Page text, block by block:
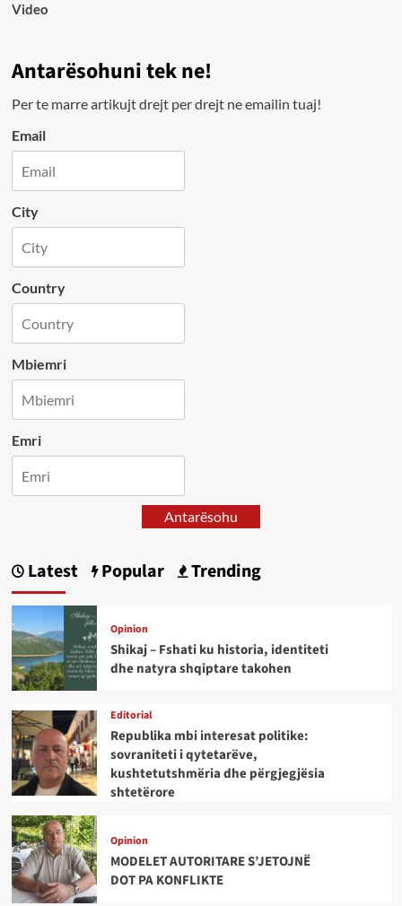
Video
Antarësohuni tek ne!
Per te marre artikujt drejt per drejt ne emailin tuaj!
Email
City
Country
Mbiemri
Emri
Antarësohu
Latest Popular Trending
Opinion
Shikaj – Fshati ku historia, identiteti
dhe natyra shqiptare takohen
Editorial
Republika mbi interesat politike:
sovraniteti i qytetarëve,
kushtetutshmëria dhe përgjegjësia
shtetërore
Opinion
MODELET AUTORITARE S’JETOJNË
DOT PA KONFLIKTE